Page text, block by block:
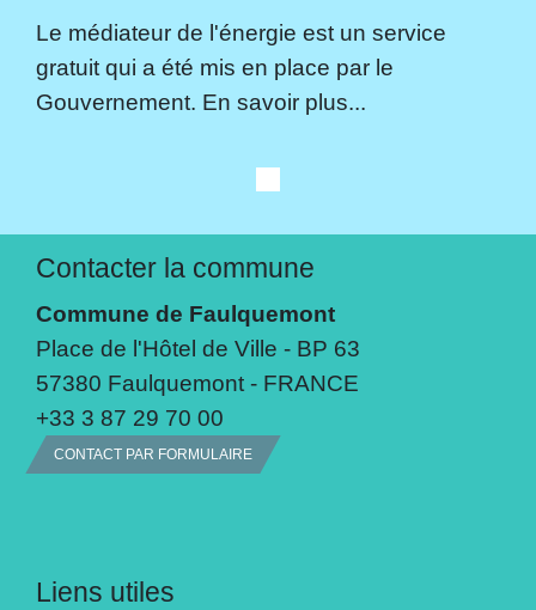
Le médiateur de l'énergie est un service
gratuit qui a été mis en place par le
Gouvernement. En savoir plus...
Contacter la commune
Commune de Faulquemont
Place de l'Hôtel de Ville - BP 63
57380 Faulquemont - FRANCE
+33 3 87 29 70 00
CONTACT PAR FORMULAIRE
Liens utiles